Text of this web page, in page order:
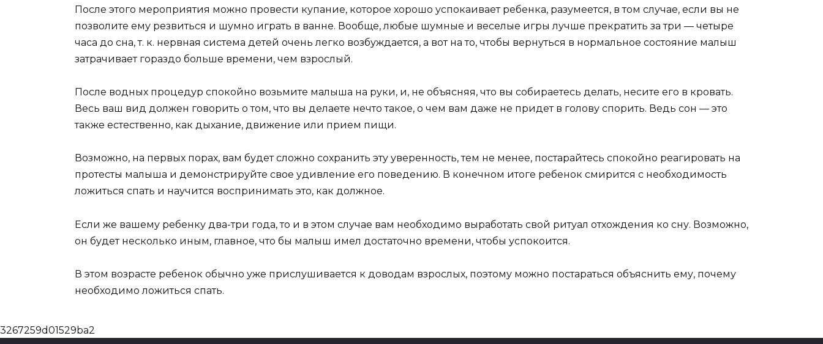
После этого мероприятия можно провести купание, которое хорошо успокаивает ребенка, разумеется, в том случае, если вы не
позволите ему резвиться и шумно играть в ванне. Вообще, любые шумные и веселые игры лучше прекратить за три — четыре
часа до сна, т. к. нервная система детей очень легко возбуждается, а вот на то, чтобы вернуться в нормальное состояние малыш
затрачивает гораздо больше времени, чем взрослый.
После водных процедур спокойно возьмите малыша на руки, и, не объясняя, что вы собираетесь делать, несите его в кровать.
Весь ваш вид должен говорить о том, что вы делаете нечто такое, о чем вам даже не придет в голову спорить. Ведь сон — это
также естественно, как дыхание, движение или прием пищи.
Возможно, на первых порах, вам будет сложно сохранить эту уверенность, тем не менее, постарайтесь спокойно реагировать на
протесты малыша и демонстрируйте свое удивление его поведению. В конечном итоге ребенок смирится с необходимость
ложиться спать и научится воспринимать это, как должное.
Если же вашему ребенку два-три года, то и в этом случае вам необходимо выработать свой ритуал отхождения ко сну. Возможно,
он будет несколько иным, главное, что бы малыш имел достаточно времени, чтобы успокоится.
В этом возрасте ребенок обычно уже прислушивается к доводам взрослых, поэтому можно постараться объяснить ему, почему
необходимо ложиться спать.
3267259d01529ba2